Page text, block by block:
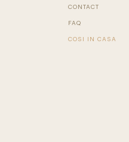
CONTACT
FAQ
COSI IN CASA